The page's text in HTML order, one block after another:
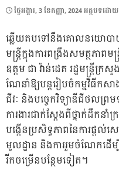
POSTED
ថ្ងៃ​អង្គារ, 3 ខែ​កញ្ញា, 2024អត្ថបទដោយ
ឆ្លើយតបទៅនឹងគោលនយោបា
មន្ត្រីក្នុងការពង្រឹងសមត្ថភាព
ឧត្តម ជា វ៉ាន់ដេត រដ្ឋមន្រ្
ណែនាំឱ្យបន្តរៀបចំកម្មវិធីកសា
ជីវៈ និងបច្ចេកវិទ្យាឌីជីថលព្រ
ការងារជាក់ស្តែងពីថ្នាក់ដឹកន
បង្កើនប្រសិទ្ធភាពនៃការផ្ត
មូលដ្ឋាន និងការរួមចំណែកដើ
រីកចម្រើនបន្ថែមទៀត។